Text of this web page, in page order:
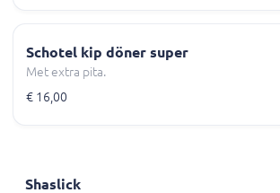
Schotel kip döner super
Met extra pita.
€ 16,00
Shaslick